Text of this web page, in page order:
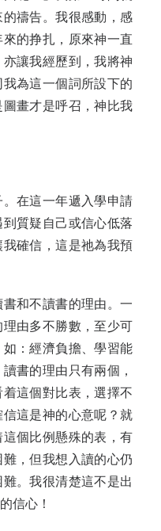
禱告。我很感動，感
的挣扎，原來神一直
讓我經歷到，我將神
為這一個詞所設下的
畫才是呼召，神比我
在這一年遞入學申請
質疑自己或信心低落
確信，這是祂為我預
和不讀書的理由。一
由多不勝數，至少可
：經濟負擔、學習能
書的理由只有兩個，
這個對比表，選擇不
這是神的心意呢？就
個比例懸殊的表，有
，但我想入讀的心仍
。我很清楚這不是出
信心！